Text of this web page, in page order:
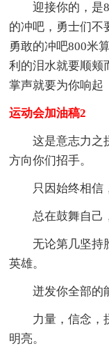
迎接你的，是
的冲吧，勇士们不
勇敢的冲吧800米
利的泪水就要顺颊
掌声就要为你响起
运动会加油稿2
这是意志力之
方向你们招手。
只因始终相信
总在鼓舞自己
无论第几坚持
英雄。
迸发你全部的
力量，信念，
明亮。